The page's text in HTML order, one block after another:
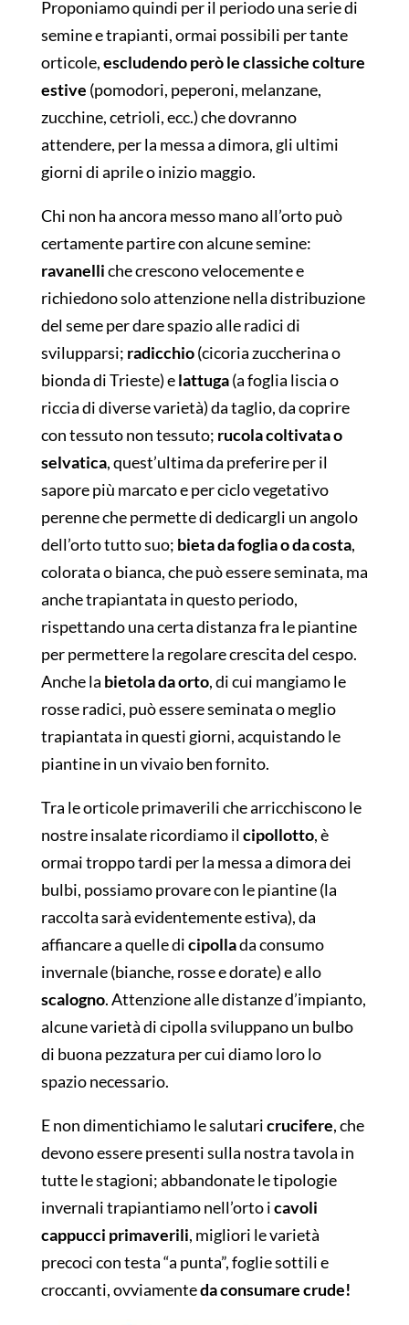
Proponiamo quindi per il periodo una serie di
semine e trapianti, ormai possibili per tante
orticole,escludendo però le classiche colture
estive (pomodori, peperoni, melanzane,
zucchine, cetrioli, ecc.) che dovranno
attendere, per la messa a dimora, gli ultimi
giorni di aprile o inizio maggio.
Chi non ha ancora messo mano all’orto può
certamente partire con alcune semine:
ravanelliche crescono velocemente e
richiedono solo attenzione nella distribuzione
del seme per dare spazio alle radici di
svilupparsi; radicchio(cicoria zuccherina o
bionda di Trieste) elattuga(a foglia liscia o
riccia di diverse varietà) da taglio, da coprire
con tessuto non tessuto; rucola coltivata o
selvatica, quest’ultima da preferire per il
sapore più marcato e per ciclo vegetativo
perenne che permette di dedicargli un angolo
dell’orto tutto suo; bieta da foglia o da costa,
colorata o bianca, che può essere seminata, ma
anche trapiantata in questo periodo,
rispettando una certa distanza fra le piantine
per permettere la regolare crescita del cespo.
Anche la bietola da orto, di cui mangiamo le
rosse radici, può essere seminata o meglio
trapiantata in questi giorni, acquistando le
piantine in un vivaio ben fornito.
Tra le orticole primaverili che arricchiscono le
nostre insalate ricordiamo ilcipollotto, è
ormai troppo tardi per la messa a dimora dei
bulbi, possiamo provare con le piantine (la
raccolta sarà evidentemente estiva), da
affiancare a quelle dicipollada consumo
invernale (bianche, rosse e dorate) e allo
scalogno. Attenzione alle distanze d’impianto,
alcune varietà di cipolla sviluppano un bulbo
di buona pezzatura per cui diamo loro lo
spazio necessario.
E non dimentichiamo le salutaricrucifere, che
devono essere presenti sulla nostra tavola in
tutte le stagioni; abbandonate le tipologie
invernali trapiantiamo nell’orto icavoli
cappucci primaverili, migliori le varietà
precoci con testa “a punta”, foglie sottili e
croccanti, ovviamenteda consumare crude!